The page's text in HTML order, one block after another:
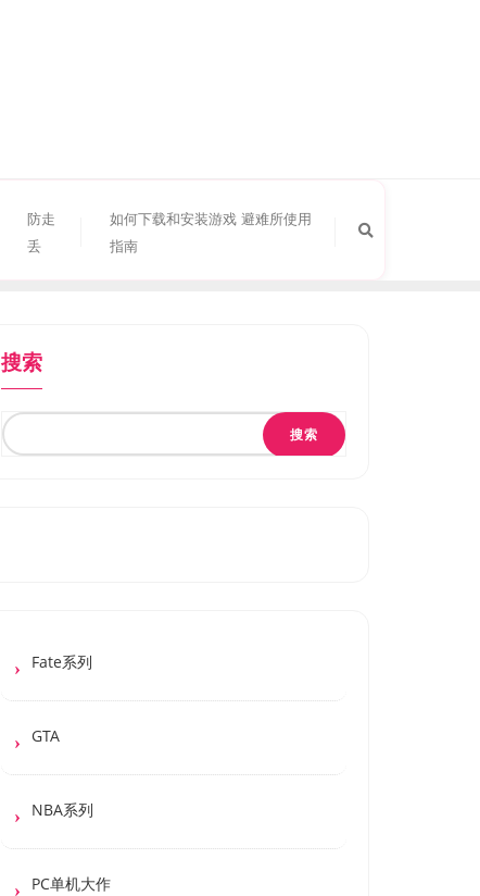
防走
丢
如何下载和安装游戏 避难所使用
指南
搜索
搜索
Fate系列
GTA
NBA系列
PC单机大作